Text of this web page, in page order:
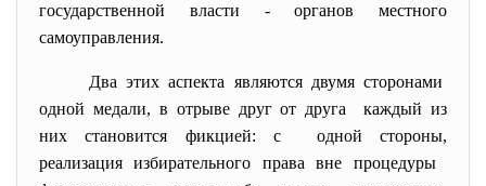
государственной власти - органов местного
самоуправления.
Два этих аспекта являются двумя сторонами
одной медали, в отрыве друг от друга каждый из
них становится фикцией: с одной стороны,
реализация избирательного права вне процедуры